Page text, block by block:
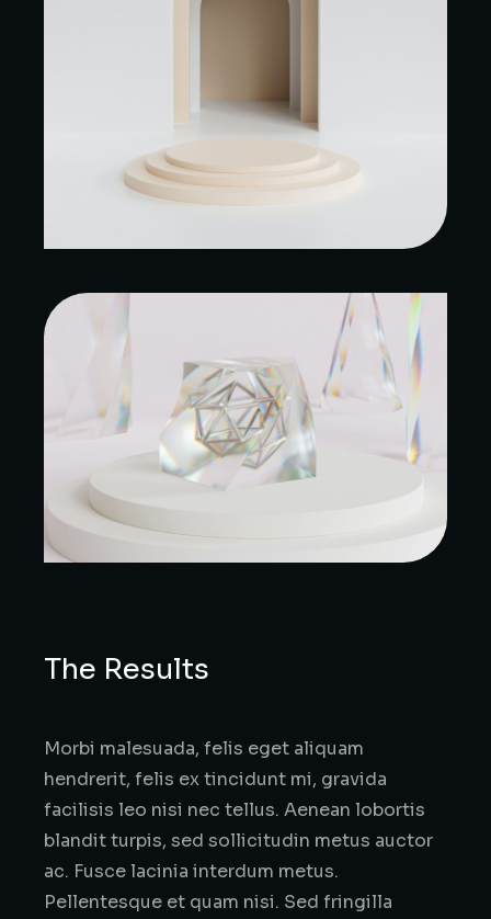
The Results
Morbi malesuada, felis eget aliquam
hendrerit, felis ex tincidunt mi, gravida
facilisis leo nisi nec tellus. Aenean lobortis
blandit turpis, sed sollicitudin metus auctor
ac. Fusce lacinia interdum metus.
Pellentesque et quam nisi. Sed fringilla